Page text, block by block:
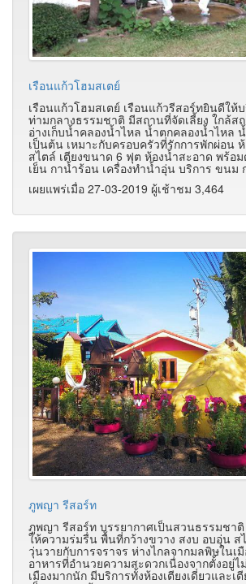
เรือนแก้วโฮมสเตย์
เรือนแก้วโฮมสเตย์ เรือนแก้วรีสอร์ทยินดีให้
ท่ามกลางธรรมชาติ มีสถานที่จัดเลี้ยง ใกล้ส
อ่างเก็บน้ำคลองน้ำไหล น้ำตกคลองน้ำไหล
เป็นต้น เหมาะกับครอบครัวที่รักการพักผ่อน
สไตล์ เตียงขนาด 6 ฟุต ห้องน้ำสะอาด พร้อ
เย็น กาน้ำร้อน เครื่องทำน้ำอุ่น บริการ ขนม
เผยแพร่เมื่อ 27-03-2019 ผู้เช้าชม 3,464
ภูพญา รีสอร์ท
ภูพญา รีสอร์ท บรรยากาศเป็นสวนธรรมชา
ให้ความร่มรื่น พื้นที่กว้างขวาง สงบ อบอุ่น ส
วุ่นวายกับการจราจร ห่างไกลจากมลพิษในเ
อาหารที่อำนวยความสะดวกเนื่องจากตั้งอยู่ไ
เมืองมากนัก มีบริการทั้งห้องเตียงเดี่ยวและเ